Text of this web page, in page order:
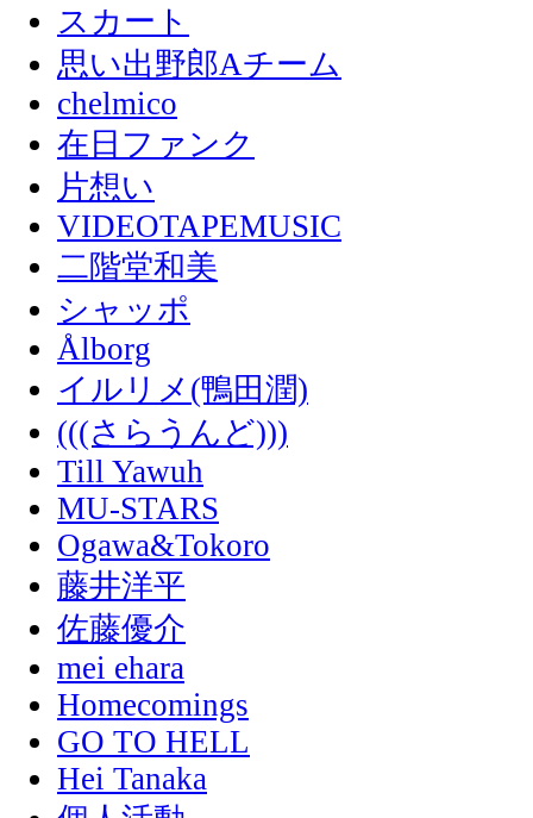
スカート
思い出野郎Aチーム
chelmico
在日ファンク
片想い
VIDEOTAPEMUSIC
二階堂和美
シャッポ
Ålborg
イルリメ(鴨田潤)
(((さらうんど)))
Till Yawuh
MU-STARS
Ogawa&Tokoro
藤井洋平
佐藤優介
mei ehara
Homecomings
GO TO HELL
Hei Tanaka